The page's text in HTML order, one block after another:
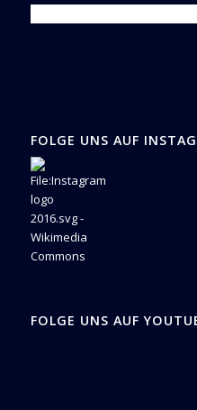
FOLGE UNS AUF
FOLGE UNS AUF